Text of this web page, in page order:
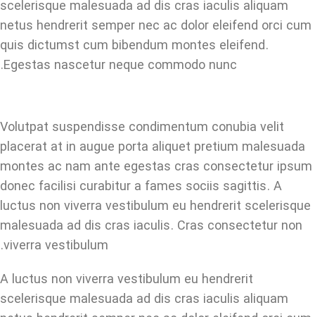
scelerisque malesuada ad dis cras iaculis aliquam
netus hendrerit semper nec ac dolor eleifend orci cum
quis dictumst cum bibendum montes eleifend.
Egestas nascetur neque commodo nunc.
Volutpat suspendisse condimentum conubia velit
placerat at in augue porta aliquet pretium malesuada
montes ac nam ante egestas cras consectetur ipsum
donec facilisi curabitur a fames sociis sagittis. A
luctus non viverra vestibulum eu hendrerit scelerisque
malesuada ad dis cras iaculis. Cras consectetur non
viverra vestibulum.
A luctus non viverra vestibulum eu hendrerit
scelerisque malesuada ad dis cras iaculis aliquam